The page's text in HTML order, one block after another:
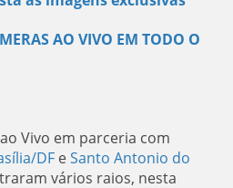
AO VIVO EM TODO O
Vivo em parceria com
DF eSanto Antonio do
vários raios, nesta